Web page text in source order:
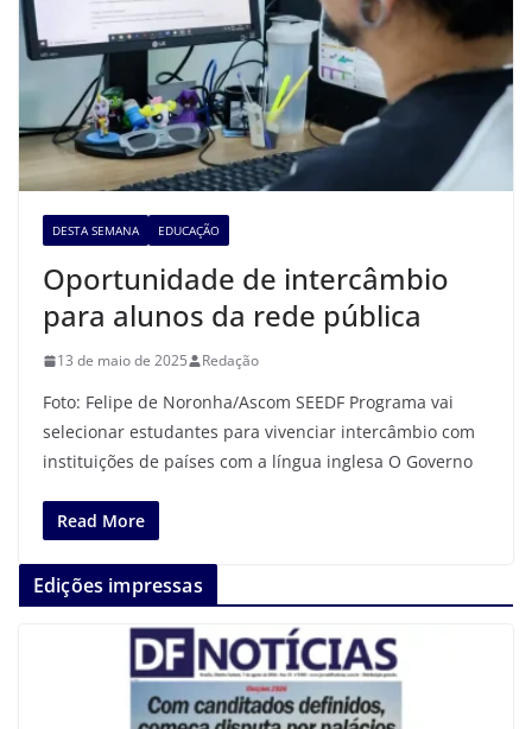
DESTA SEMANA EDUCAÇÃO
Oportunidade de intercâmbio
para alunos da rede pública
13 de maio de 2025 Redação
Foto: Felipe de Noronha/Ascom SEEDF Programa vai
selecionar estudantes para vivenciar intercâmbio com
instituições de países com a língua inglesa O Governo
Read More
Edições impressas